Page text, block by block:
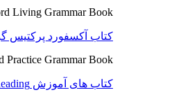
Living Grammar Book
کتاب آکسفورد پرکتیس
Practice Grammar Book
کتاب های آموزش Reading